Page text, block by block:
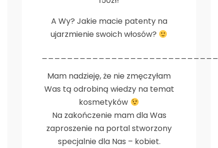
A Wy? Jakie macie patenty na
ujarzmienie swoich włosów?
Mam nadzieję, że nie zmęczyłam
Was tą odrobiną wiedzy na temat
kosmetyków
Na zakończenie mam dla Was
zaproszenie na portal stworzony
specjalnie dla Nas – kobiet.